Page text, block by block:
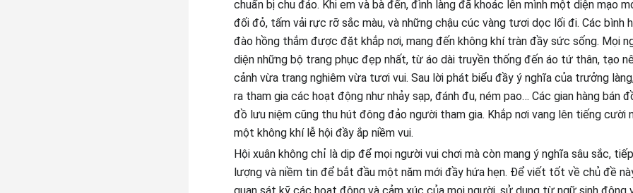
chuẩn bị chu đáo. Khi em và bà đến, đình làng đã khoác lên mình một diện mạo
đối đỏ, tấm vải rực rỡ sắc màu, và những chậu cúc vàng tươi dọc lối đi. Các bình
đào hồng thắm được đặt khắp nơi, mang đến không khí tràn đầy sức sống. Mọi
diện những bộ trang phục đẹp nhất, từ áo dài truyền thống đến áo tứ thân, tạo
cảnh vừa trang nghiêm vừa tươi vui. Sau lời phát biểu đầy ý nghĩa của trưởng
ra tham gia các hoạt động như nhảy sạp, đánh đu, ném pao… Các gian hàng bán
đồ lưu niệm cũng thu hút đông đảo người tham gia. Khắp nơi vang lên tiếng cười
một không khí lễ hội đầy ắp niềm vui.
Hội xuân không chỉ là dịp để mọi người vui chơi mà còn mang ý nghĩa sâu sắc,
lượng và niềm tin để bắt đầu một năm mới đầy hứa hẹn. Để viết tốt về chủ đề